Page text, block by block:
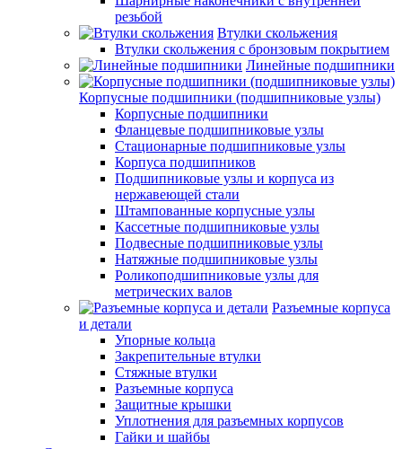
резьбой
Втулки скольжения
Втулки скольжения с бронзовым покрытием
Линейные подшипники
Корпусные подшипники (подшипниковые узлы)
Корпусные подшипники
Фланцевые подшипниковые узлы
Стационарные подшипниковые узлы
Корпуса подшипников
Подшипниковые узлы и корпуса из
нержавеющей стали
Штампованные корпусные узлы
Кассетные подшипниковые узлы
Подвесные подшипниковые узлы
Натяжные подшипниковые узлы
Роликоподшипниковые узлы для
метрических валов
Разъемные корпуса
и детали
Упорные кольца
Закрепительные втулки
Стяжные втулки
Разъемные корпуса
Защитные крышки
Уплотнения для разъемных корпусов
Гайки и шайбы